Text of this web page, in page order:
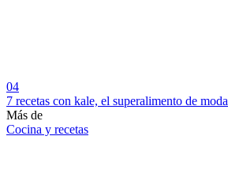
04
7 recetas con kale, el superalimento de moda
Más de
Cocina y recetas